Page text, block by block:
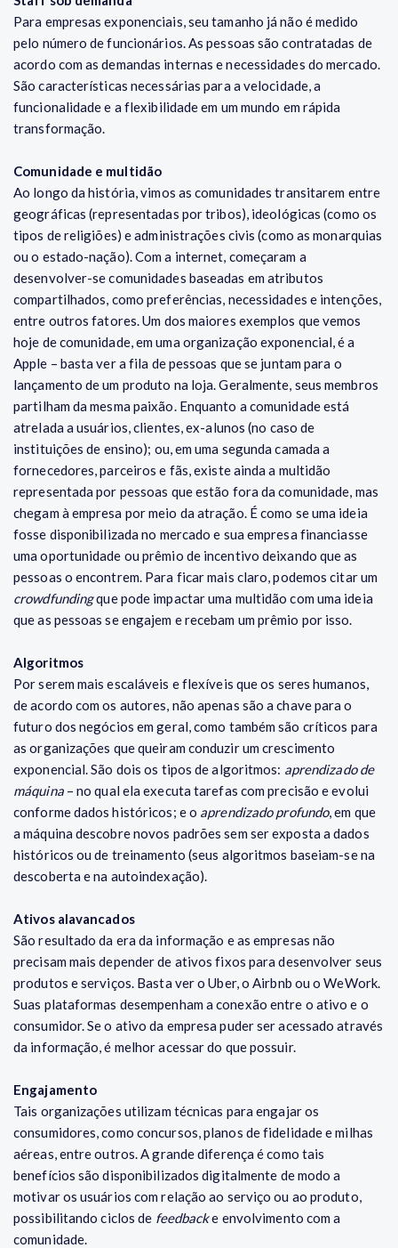
Para empresas exponenciais, seu tamanho já não é medido
pelo número de funcionários. As pessoas são contratadas de
acordo com as demandas internas e necessidades do mercado.
São características necessárias para a velocidade, a
funcionalidade e a flexibilidade em um mundo em rápida
transformação.
Comunidade e multidão
Ao longo da história, vimos as comunidades transitarem entre
geográficas (representadas por tribos), ideológicas (como os
tipos de religiões) e administrações civis (como as monarquias
ou o estado-nação). Com a internet, começaram a
desenvolver-se comunidades baseadas em atributos
compartilhados, como preferências, necessidades e intenções,
entre outros fatores. Um dos maiores exemplos que vemos
hoje de comunidade, em uma organização exponencial, é a
Apple – basta ver a fila de pessoas que se juntam para o
lançamento de um produto na loja. Geralmente, seus membros
partilham da mesma paixão. Enquanto a comunidade está
atrelada a usuários, clientes, ex-alunos (no caso de
instituições de ensino); ou, em uma segunda camada a
fornecedores, parceiros e fãs, existe ainda a multidão
representada por pessoas que estão fora da comunidade, mas
chegam à empresa por meio da atração. É como se uma ideia
fosse disponibilizada no mercado e sua empresa financiasse
uma oportunidade ou prêmio de incentivo deixando que as
pessoas o encontrem. Para ficar mais claro, podemos citar um
crowdfundingque pode impactar uma multidão com uma ideia
que as pessoas se engajem e recebam um prêmio por isso.
Algoritmos
Por serem mais escaláveis e flexíveis que os seres humanos,
de acordo com os autores, não apenas são a chave para o
futuro dos negócios em geral, como também são críticos para
as organizações que queiram conduzir um crescimento
exponencial. São dois os tipos de algoritmos: aprendizado de
máquina– no qual ela executa tarefas com precisão e evolui
conforme dados históricos; e o aprendizado profundo, em que
a máquina descobre novos padrões sem ser exposta a dados
históricos ou de treinamento (seus algoritmos baseiam-se na
descoberta e na autoindexação).
Ativos alavancados
São resultado da era da informação e as empresas não
precisam mais depender de ativos fixos para desenvolver seus
produtos e serviços. Basta ver o Uber, o Airbnb ou o WeWork.
Suas plataformas desempenham a conexão entre o ativo e o
consumidor. Se o ativo da empresa puder ser acessado através
da informação, é melhor acessar do que possuir.
Engajamento
Tais organizações utilizam técnicas para engajar os
consumidores, como concursos, planos de fidelidade e milhas
aéreas, entre outros. A grande diferença é como tais
benefícios são disponibilizados digitalmente de modo a
motivar os usuários com relação ao serviço ou ao produto,
possibilitando ciclos de feedbacke envolvimento com a
comunidade.